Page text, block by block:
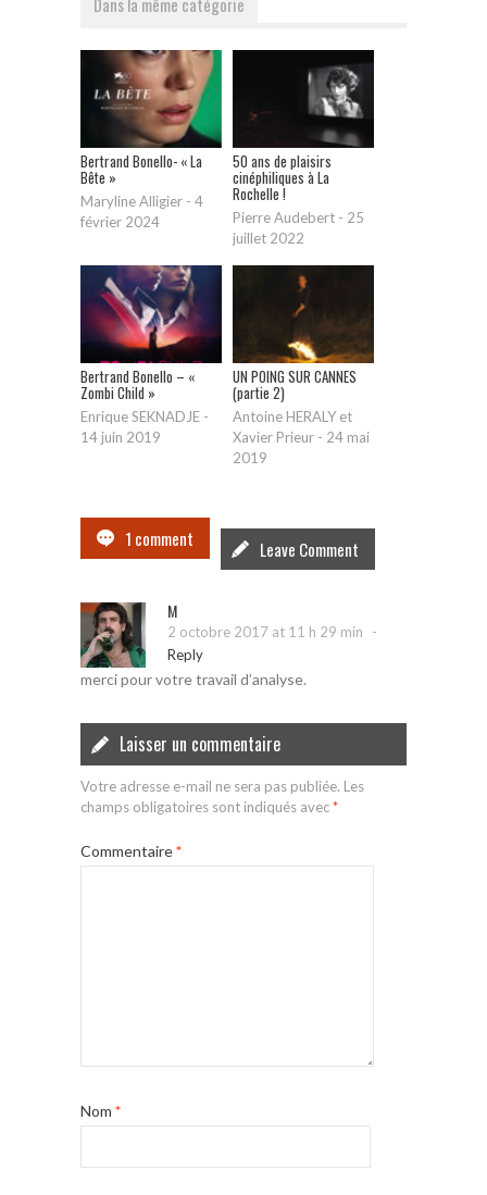
Bertrand Bonello- « La
Bête »
Maryline Alligier - 4
février 2024
50 ans de plaisirs
cinéphiliques à La
Rochelle !
Pierre Audebert - 25
juillet 2022
Bertrand Bonello – «
Zombi Child »
Enrique SEKNADJE -
14 juin 2019
UN POING SUR CANNES
(partie 2)
Antoine HERALY et
Xavier Prieur - 24 mai
2019
1 comment Leave Comment
M
2 octobre 2017 at 11 h 29 min -
Reply
merci pour votre travail d’analyse.
Laisser un commentaire
Votre adresse e-mail ne sera pas publiée. Les
champs obligatoires sont indiqués avec*
Commentaire*
Nom *